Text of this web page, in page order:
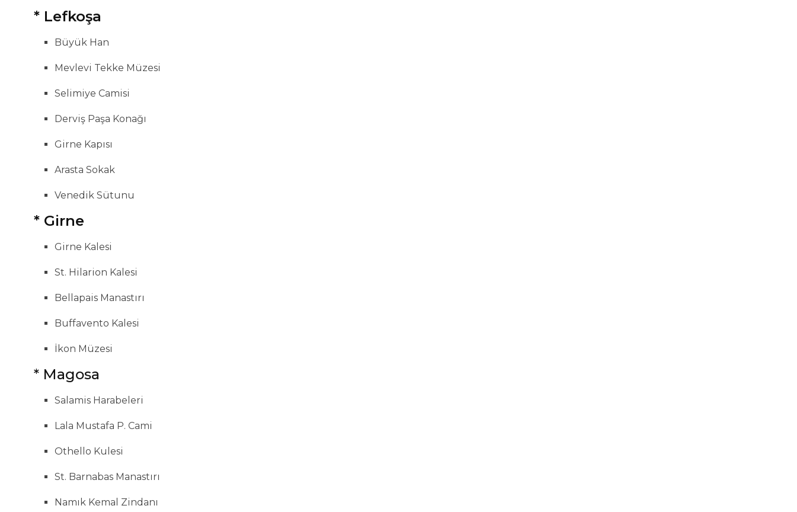
* Lefkoşa
Büyük Han
Mevlevi Tekke Müzesi
Selimiye Camisi
Derviş Paşa Konağı
Girne Kapısı
Arasta Sokak
Venedik Sütunu
* Girne
Girne Kalesi
St. Hilarion Kalesi
Bellapais Manastırı
Buffavento Kalesi
İkon Müzesi
* Magosa
Salamis Harabeleri
Lala Mustafa P. Cami
Othello Kulesi
St. Barnabas Manastırı
Namık Kemal Zindanı